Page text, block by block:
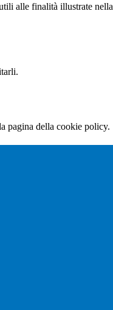
alle finalità illustrate nella
pagina della cookie policy.